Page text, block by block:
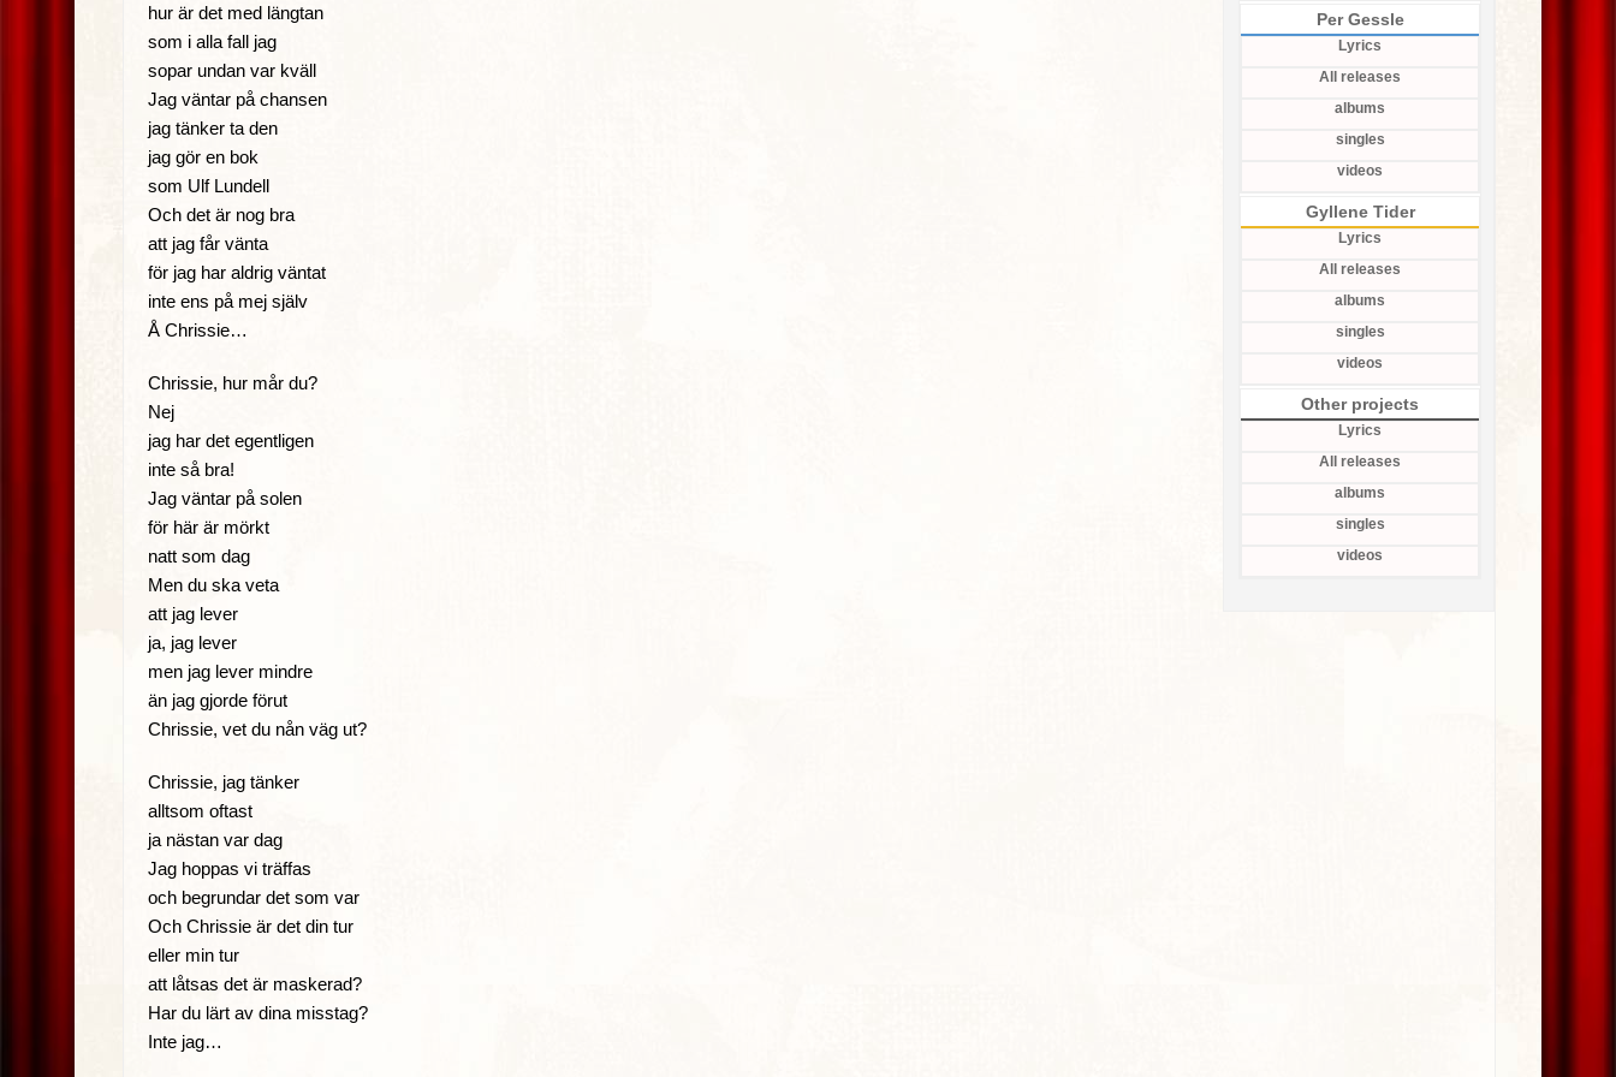
hur är det med längtan
som i alla fall jag
sopar undan var kväll
Jag väntar på chansen
jag tänker ta den
jag gör en bok
som Ulf Lundell
Och det är nog bra
att jag får vänta
för jag har aldrig väntat
inte ens på mej själv
Å Chrissie…
Chrissie, hur mår du?
Nej
jag har det egentligen
inte så bra!
Jag väntar på solen
för här är mörkt
natt som dag
Men du ska veta
att jag lever
ja, jag lever
men jag lever mindre
än jag gjorde förut
Chrissie, vet du nån väg ut?
Chrissie, jag tänker
alltsom oftast
ja nästan var dag
Jag hoppas vi träffas
och begrundar det som var
Och Chrissie är det din tur
eller min tur
att låtsas det är maskerad?
Har du lärt av dina misstag?
Inte jag…
Per Gessle
Lyrics
All releases
albums
singles
videos
Gyllene Tider
Lyrics
All releases
albums
singles
videos
Other projects
Lyrics
All releases
albums
singles
videos